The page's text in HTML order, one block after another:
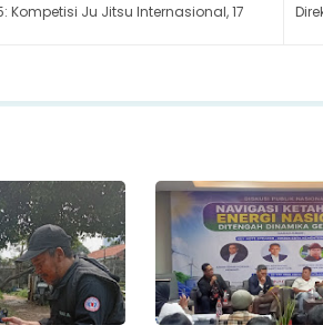
Kompetisi Ju Jitsu Internasional, 17